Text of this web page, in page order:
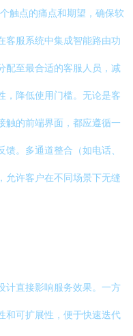
触点的痛点和期望，确保软
客服系统中集成智能路由功
配至最合适的客服人员，减
，降低使用门槛。无论是客
触的前端界面，都应遵循一
。多通道整合（如电话、
允许客户在不同场景下无缝
计直接影响服务效果。一方
和可扩展性，便于快速迭代